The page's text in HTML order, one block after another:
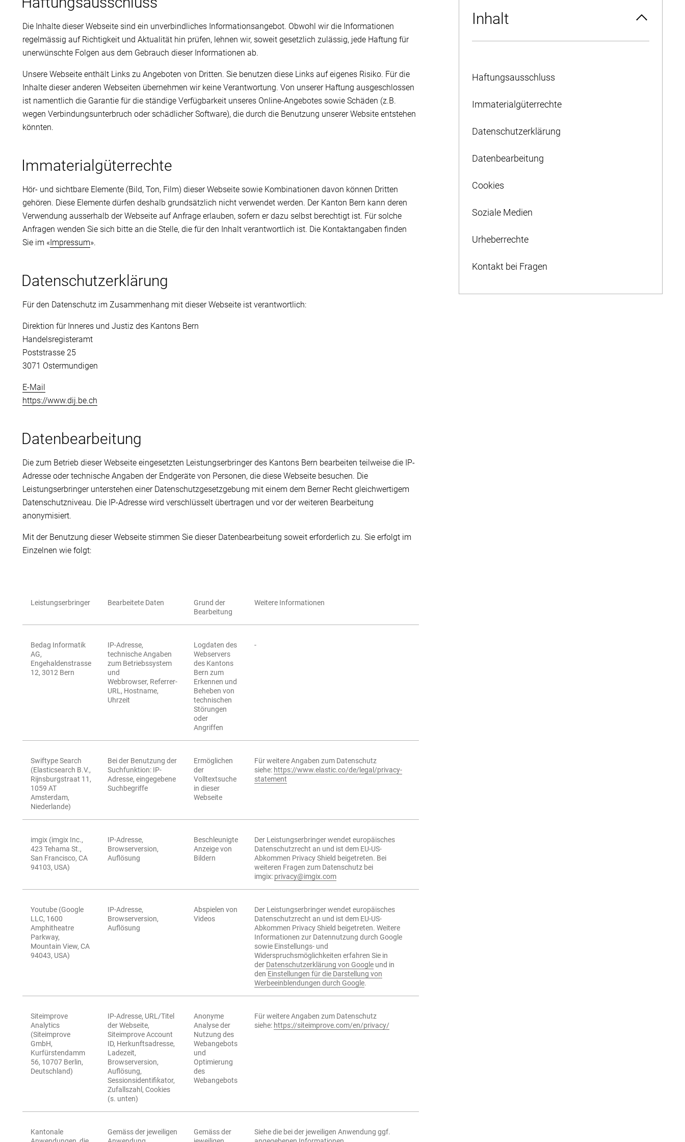
Inhalt
Haftungsausschluss
Immaterialgüterrechte
Datenschutzerklärung
Datenbearbeitung
Cookies
Soziale Medien
Urheberrechte
Kontakt bei Fragen
Die Inhalte dieser Webseite sind ein unverbindliches Informationsangebot. Obwohl wir die Informationen
regelmässig auf Richtigkeit und Aktualität hin prüfen, lehnen wir, soweit gesetzlich zulässig, jede Haftung für
unerwünschte Folgen aus dem Gebrauch dieser Informationen ab.
Unsere Webseite enthält Links zu Angeboten von Dritten. Sie benutzen diese Links auf eigenes Risiko. Für die
Inhalte dieser anderen Webseiten übernehmen wir keine Verantwortung. Von unserer Haftung ausgeschlossen
ist namentlich die Garantie für die ständige Verfügbarkeit unseres Online-Angebotes sowie Schäden (z.B.
wegen Verbindungsunterbruch oder schädlicher Software), die durch die Benutzung unserer Website entstehen
könnten.
Immaterialgüterrechte
Hör- und sichtbare Elemente (Bild, Ton, Film) dieser Webseite sowie Kombinationen davon können Dritten
gehören. Diese Elemente dürfen deshalb grundsätzlich nicht verwendet werden. Der Kanton Bern kann deren
Verwendung ausserhalb der Webseite auf Anfrage erlauben, sofern er dazu selbst berechtigt ist. Für solche
Anfragen wenden Sie sich bitte an die Stelle, die für den Inhalt verantwortlich ist. Die Kontaktangaben finden
Sie im «Impressum».
Datenschutzerklärung
Für den Datenschutz im Zusammenhang mit dieser Webseite ist verantwortlich:
Direktion für Inneres und Justiz des Kantons Bern
Handelsregisteramt
Poststrasse 25
3071 Ostermundigen
E-Mail
https://www.dij.be.ch
Datenbearbeitung
Die zum Betrieb dieser Webseite eingesetzten Leistungserbringer des Kantons Bern bearbeiten teilweise die IP-
Adresse oder technische Angaben der Endgeräte von Personen, die diese Webseite besuchen. Die
Leistungserbringer unterstehen einer Datenschutzgesetzgebung mit einem dem Berner Recht gleichwertigem
Datenschutzniveau. Die IP-Adresse wird verschlüsselt übertragen und vor der weiteren Bearbeitung
anonymisiert.
Mit der Benutzung dieser Webseite stimmen Sie dieser Datenbearbeitung soweit erforderlich zu. Sie erfolgt im
Einzelnen wie folgt:
Leistungserbringer Bearbeitete Daten
Grund der
Bearbeitung
Weitere Informationen
Bedag Informatik
AG,
Engehaldenstrasse
12, 3012 Bern
IP-Adresse,
technische Angaben
zum Betriebssystem
und
Webbrowser, Referrer-
URL, Hostname,
Uhrzeit
Logdaten des
Webservers
des Kantons
Bern zum
Erkennen und
Beheben von
technischen
Störungen
oder
Angriffen
-
Swiftype Search
(Elasticsearch B.V.,
Rijnsburgstraat 11,
1059 AT
Amsterdam,
Niederlande)
Bei der Benutzung der
Suchfunktion: IP-
Adresse, eingegebene
Suchbegriffe
Ermöglichen
der
Volltextsuche
in dieser
Webseite
Für weitere Angaben zum Datenschutz
siehe: https://www.elastic.co/de/legal/privacy-
statement
imgix (imgix Inc.,
423 Tehama St.,
San Francisco, CA
94103, USA)
IP-Adresse,
Browserversion,
Auflösung
Beschleunigte
Anzeige von
Bildern
Der Leistungserbringer wendet europäisches
Datenschutzrecht an und ist dem EU-US-
Abkommen Privacy Shield beigetreten. Bei
weiteren Fragen zum Datenschutz bei
imgix: privacy@imgix.com
Youtube (Google
LLC, 1600
Amphitheatre
Parkway,
Mountain View, CA
94043, USA)
IP-Adresse,
Browserversion,
Auflösung
Abspielen von
Videos
Der Leistungserbringer wendet europäisches
Datenschutzrecht an und ist dem EU-US-
Abkommen Privacy Shield beigetreten. Weitere
Informationen zur Datennutzung durch Google
sowie Einstellungs- und
Widerspruchsmöglichkeiten erfahren Sie in
der Datenschutzerklärung von Google und in
den Einstellungen für die Darstellung von
Werbeeinblendungen durch Google.
Siteimprove
Analytics
(Siteimprove
GmbH,
Kurfürstendamm
56, 10707 Berlin,
Deutschland)
IP-Adresse, URL/Titel
der Webseite,
Siteimprove Account
ID, Herkunftsadresse,
Ladezeit,
Browserversion,
Auflösung,
Sessionsidentifikator,
Zufallszahl, Cookies
(s. unten)
Anonyme
Analyse der
Nutzung des
Webangebots
und
Optimierung
des
Webangebots
Für weitere Angaben zum Datenschutz
siehe: https://siteimprove.com/en/privacy/
Kantonale
Gemäss der jeweiligen
Gemäss der
Siehe die bei der jeweiligen Anwendung ggf.